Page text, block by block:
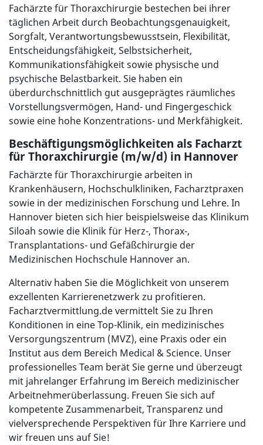
Fachärzte für Thoraxchirurgie bestechen bei ihrer
täglichen Arbeit durch Beobachtungsgenauigkeit,
Sorgfalt, Verantwortungsbewusstsein, Flexibilität,
Entscheidungsfähigkeit, Selbstsicherheit,
Kommunikationsfähigkeit sowie physische und
psychische Belastbarkeit. Sie haben ein
überdurchschnittlich gut ausgeprägtes räumliches
Vorstellungsvermögen, Hand- und Fingergeschick
sowie eine hohe Konzentrations- und Merkfähigkeit.
Beschäftigungsmöglichkeiten als Facharzt
für Thoraxchirurgie (m/w/d) in Hannover
Fachärzte für Thoraxchirurgie arbeiten in
Krankenhäusern, Hochschulkliniken, Facharztpraxen
sowie in der medizinischen Forschung und Lehre. In
Hannover bieten sich hier beispielsweise das Klinikum
Siloah sowie die Klinik für Herz-, Thorax-,
Transplantations- und Gefäßchirurgie der
Medizinischen Hochschule Hannover an.
Alternativ haben Sie die Möglichkeit von unserem
exzellenten Karrierenetzwerk zu profitieren.
Facharztvermittlung.de vermittelt Sie zu Ihren
Konditionen in eine Top-Klinik, ein medizinisches
Versorgungszentrum (MVZ), eine Praxis oder ein
Institut aus dem Bereich Medical & Science. Unser
professionelles Team berät Sie gerne und überzeugt
mit jahrelanger Erfahrung im Bereich medizinischer
Arbeitnehmerüberlassung. Freuen Sie sich auf
kompetente Zusammenarbeit, Transparenz und
vielversprechende Perspektiven für Ihre Karriere und
wir freuen uns auf Sie!